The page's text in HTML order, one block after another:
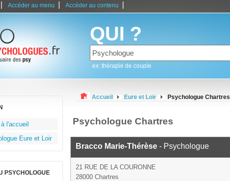
Accéder au menu Accéder au contenu
QUI ?
ex: thérapie de couple
l'accueil
Eure et Loir
PSYCHOLOGUE
Accueil Eure et Loir Psychologue Chartres
Psychologue Chartres
Bracco Marie-Thérèse - Psychologue
21 RUE DE LA COURONNE
28000 Chartres